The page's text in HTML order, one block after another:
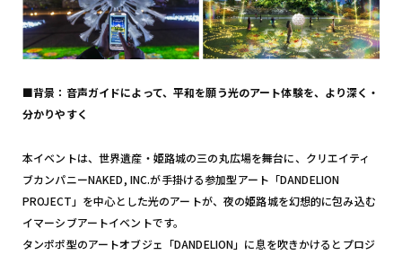
■背景：音声ガイドによって、平和を願う光のアート体験を、より深く・
分かりやすく
本イベントは、世界遺産・姫路城の三の丸広場を舞台に、クリエイティ
ブカンパニーNAKED, INC.が手掛ける参加型アート「DANDELION
PROJECT」を中心とした光のアートが、夜の姫路城を幻想的に包み込む
イマーシブアートイベントです。
タンポポ型のアートオブジェ「DANDELION」に息を吹きかけるとプロジ